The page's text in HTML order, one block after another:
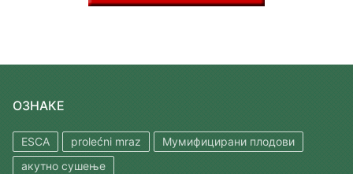
ОЗНАКЕ
ESCA prolećni mraz
Мумифицирани плодови
акутно сушење